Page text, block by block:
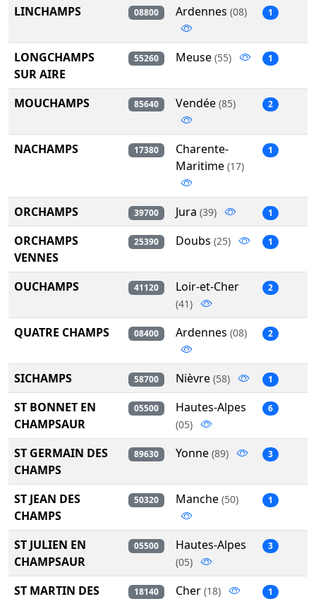
LINCHAMPS 08800 Ardennes (08) 1
LONGCHAMPS
SUR AIRE
55260 Meuse (55) 1
MOUCHAMPS 85640 Vendée (85) 2
NACHAMPS 17380
Charente-
Maritime (17)
1
ORCHAMPS 39700 Jura (39) 1
ORCHAMPS
VENNES
25390 Doubs (25) 1
OUCHAMPS 41120 Loir-et-Cher
(41)
2
QUATRE CHAMPS 08400 Ardennes (08) 2
SICHAMPS 58700 Nièvre (58) 1
ST BONNET EN
CHAMPSAUR
05500 Hautes-Alpes
(05)
6
ST GERMAIN DES
CHAMPS
89630 Yonne (89) 3
ST JEAN DES
CHAMPS
50320 Manche (50) 1
ST JULIEN EN
CHAMPSAUR
05500 Hautes-Alpes
(05)
3
ST MARTIN DES
18140 Cher (18) 1